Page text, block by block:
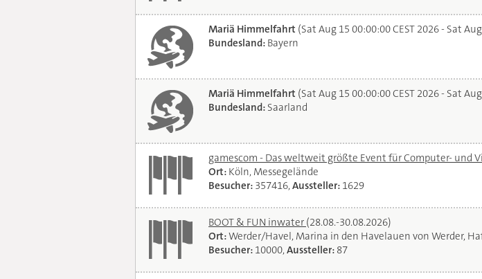
Mariä Himmelfahrt (Sat Aug 15 00:00:00 CEST 2026 - Sat
Bundesland: Bayern
Mariä Himmelfahrt (Sat Aug 15 00:00:00 CEST 2026 - Sat
Bundesland: Saarland
gamescom - Das weltweit größte Event für Computer- und
Ort: Köln, Messegelände
Besucher: 357416,Aussteller: 1629
BOOT & FUN inwater (28.08.-30.08.2026)
Ort:Werder/Havel, Marina in den Havelauen von Werder,
Besucher: 10000,Aussteller: 87